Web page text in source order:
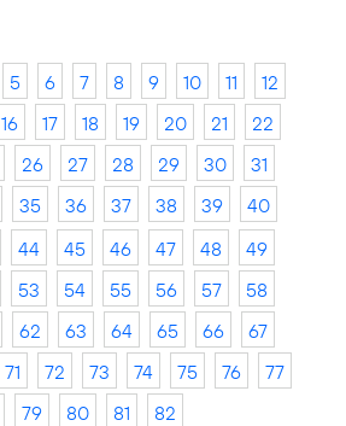
5 6 7 8 9 10 11
12
16 17 18 19 20 21
22
26 27 28 29 30
31
35 36 37 38 39
40
44 45 46 47 48
49
53 54 55 56 57
58
62 63 64 65 66
67
71 72 73 74 75 76
77
79 80 81 82